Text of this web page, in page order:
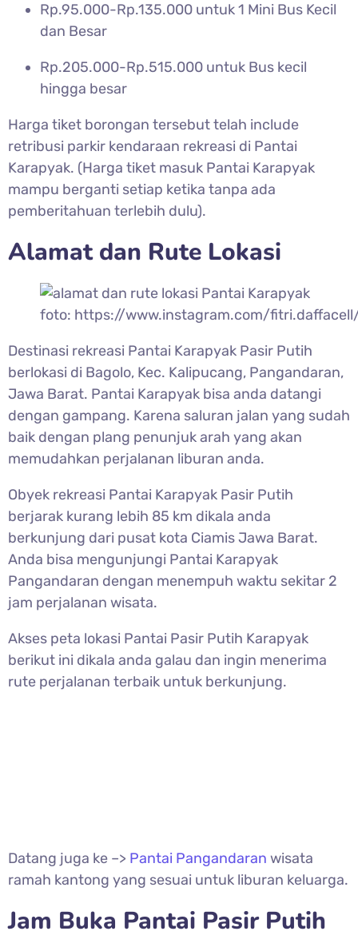
Rp.95.000-Rp.135.000 untuk 1 Mini Bus Kecil
dan Besar
Rp.205.000-Rp.515.000 untuk Bus kecil
hingga besar
Harga tiket borongan tersebut telah include
retribusi parkir kendaraan rekreasi di Pantai
Karapyak. (Harga tiket masuk Pantai Karapyak
mampu berganti setiap ketika tanpa ada
pemberitahuan terlebih dulu).
Alamat dan Rute Lokasi
foto: https://www.instagram.com/
Destinasi rekreasi Pantai Karapyak Pasir Putih
berlokasi di Bagolo, Kec. Kalipucang, Pangandaran,
Jawa Barat. Pantai Karapyak bisa anda datangi
dengan gampang. Karena saluran jalan yang sudah
baik dengan plang penunjuk arah yang akan
memudahkan perjalanan liburan anda.
Obyek rekreasi Pantai Karapyak Pasir Putih
berjarak kurang lebih 85 km dikala anda
berkunjung dari pusat kota Ciamis Jawa Barat.
Anda bisa mengunjungi Pantai Karapyak
Pangandaran dengan menempuh waktu sekitar 2
jam perjalanan wisata.
Akses peta lokasi Pantai Pasir Putih Karapyak
berikut ini dikala anda galau dan ingin menerima
rute perjalanan terbaik untuk berkunjung.
Datang juga ke –> Pantai Pangandaran wisata
ramah kantong yang sesuai untuk liburan keluarga.
Jam Buka Pantai Pasir Putih